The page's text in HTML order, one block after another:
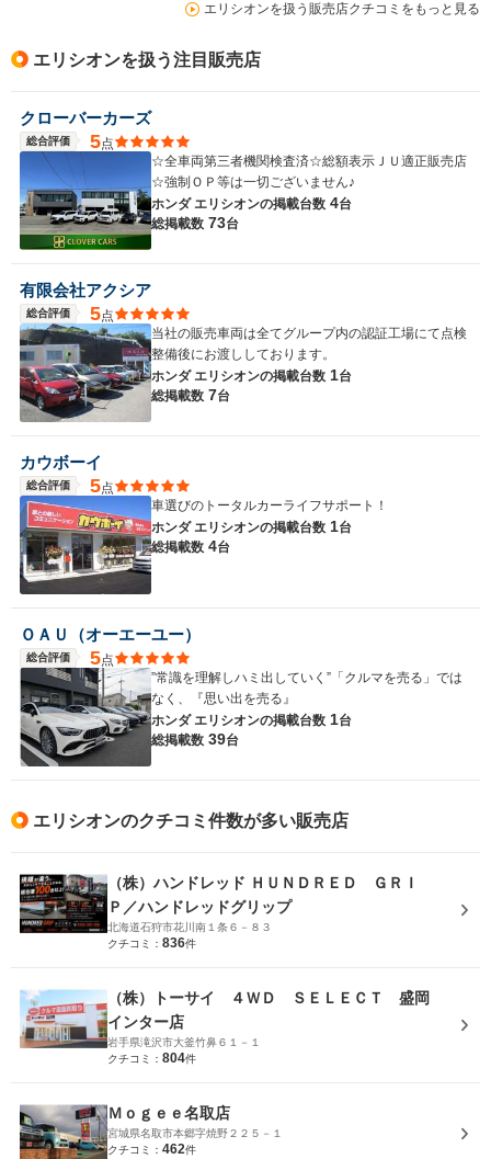
エリシオンを扱う販売店クチコミをもっと見る
エリシオンを扱う注目販売店
クローバーカーズ
総合評価 5点
☆全車両第三者機関検査済☆総額表示ＪＵ適正販売店
☆強制ＯＰ等は一切ございません♪
ホンダ エリシオンの掲載台数 4台
総掲載数 73台
有限会社アクシア
総合評価 5点
当社の販売車両は全てグループ内の認証工場にて点検
整備後にお渡ししております。
ホンダ エリシオンの掲載台数 1台
総掲載数 7台
カウボーイ
総合評価 5点
車選びのトータルカーライフサポート！
ホンダ エリシオンの掲載台数 1台
総掲載数 4台
ＯＡＵ（オーエーユー）
総合評価 5点
”常識を理解しハミ出していく”「クルマを売る」では
なく、『思い出を売る』
ホンダ エリシオンの掲載台数 1台
総掲載数 39台
エリシオンのクチコミ件数が多い販売店
（株）ハンドレッド ＨＵＮＤＲＥＤ ＧＲＩ
Ｐ／ハンドレッドグリップ
北海道石狩市花川南１条６－８３
クチコミ： 836件
（株）トーサイ ４ＷＤ ＳＥＬＥＣＴ 盛岡
インター店
岩手県滝沢市大釜竹鼻６１－１
クチコミ： 804件
Ｍｏｇｅｅ名取店
宮城県名取市本郷字焼野２２５－１
クチコミ： 462件